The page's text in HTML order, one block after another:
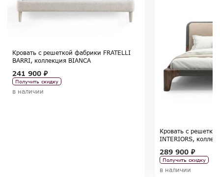
Кровать с решеткой фабрики FRATELLI
BARRI, коллекция BIANCA
241 900 ₽
Получить скидку
в наличии
Кровать с
INTERIORS,
289 900 ₽
Получить скидку
в наличии